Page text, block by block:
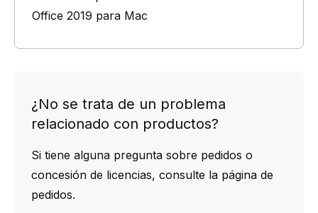
Office 2019 para Mac
¿No se trata de un problema
relacionado con productos?
Si tiene alguna pregunta sobre pedidos o
concesión de licencias, consulte la página de
pedidos.